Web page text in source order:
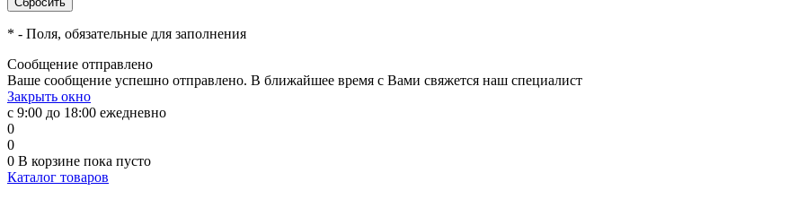
* - Поля, обязательные для заполнения
Сообщение отправлено
Ваше сообщение успешно отправлено. В ближайшее время с Вами свяжется наш специалист
Закрыть окно
с 9:00 до 18:00 ежедневно
0
0
0 В корзине пока пусто
Каталог товаров